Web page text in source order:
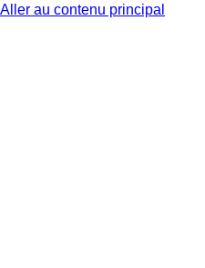
Aller au contenu principal